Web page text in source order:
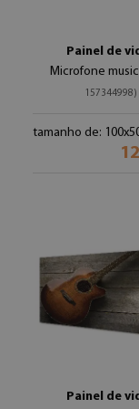
Painel de
Microfone
157344998)
tamanho de:
Painel de